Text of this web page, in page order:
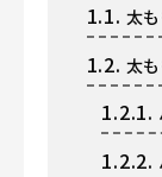
1.1. 太
1.2. 太
1.2.1.
1.2.2.